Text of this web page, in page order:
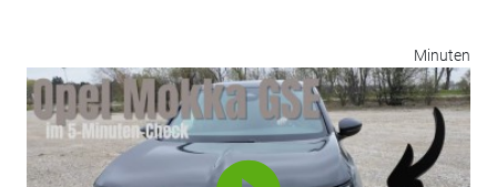
Minuten